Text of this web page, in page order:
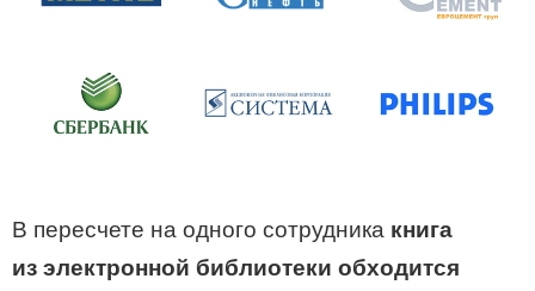
В пересчете на одного сотрудника книга
из электронной библиотеки обходится